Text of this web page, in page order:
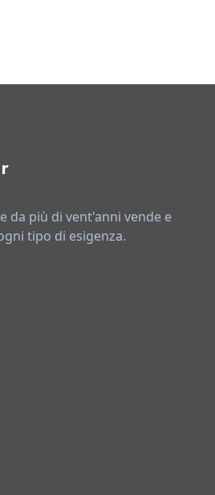
da più di vent'anni vende e
tipo di esigenza.